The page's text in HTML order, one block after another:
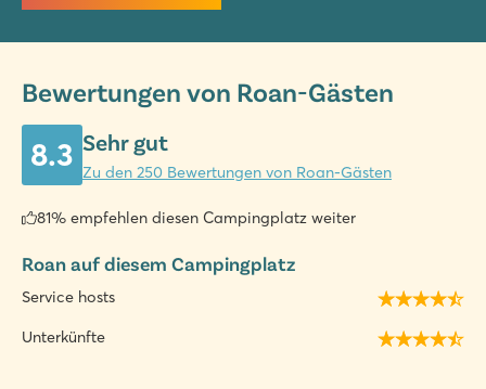
Bewertungen von Roan-Gästen
8.3 Sehr gut
Zu den 250 Bewertungen von Roan-Gästen
81% empfehlen diesen Campingplatz weiter
Roan auf diesem Campingplatz
Service hosts
Unterkünfte